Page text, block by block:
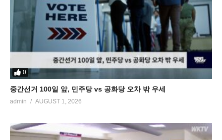
0
중간선거 100일 앞, 민주당 vs 공화당 오차 밖 우세
admin AUGUST 1, 2026